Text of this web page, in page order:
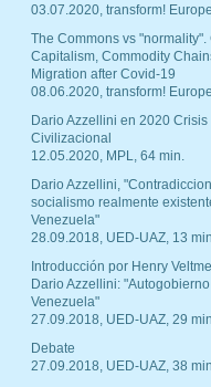
03.07.2020, transform!
The Commons vs "normality".
Capitalism, Commodity
Migration after Covid-19
08.06.2020, transform!
Dario Azzellini en 2020 Crisis
Civilizacional
12.05.2020, MPL, 64 min.
Dario Azzellini,
socialismo realmente
Venezuela"
28.09.2018, UED-UAZ, 13
Introducción por Henry
Dario Azzellini:
Venezuela"
27.09.2018, UED-UAZ, 29
Debate
27.09.2018, UED-UAZ, 38